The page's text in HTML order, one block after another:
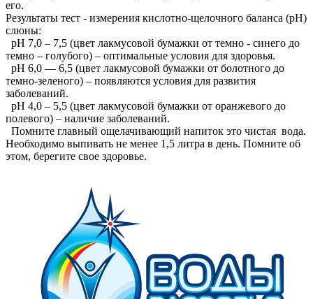
его.
Результаты тест - измерения кислотно-щелочного баланса (рН)
слюны:
рН 7,0 – 7,5 (цвет лакмусовой бумажки от темно - синего до
темно – голубого) – оптимальные условия для здоровья.
рН 6,0 — 6,5 (цвет лакмусовой бумажки от болотного до
темно-зеленого) – появляются условия для развития
заболеваний.
рН 4,0 – 5,5 (цвет лакмусовой бумажки от оранжевого до
полевого) – наличие заболеваний.
Помните главный ощелачивающий напиток это чистая вода.
Необходимо выпивать не менее 1,5 литра в день. Помните об
этом, берегите свое здоровье.